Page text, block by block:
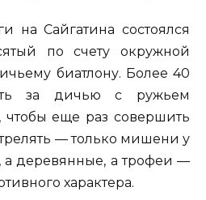
на Сайгатина состоялся
по счету окружной
биатлону. Более 40
за дичью с ружьем
чтобы еще раз совершить
— только мишени у
деревянные, а трофеи —
характера.